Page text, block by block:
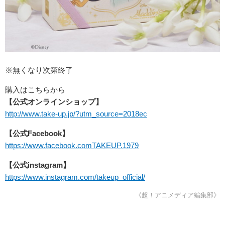
※無くなり次第終了
購入はこちらから
【公式オンラインショップ】
http://www.take-up.jp/?utm_source=2018ec
【公式Facebook】
https://www.facebook.comTAKEUP.1979
【公式instagram】
https://www.instagram.com/takeup_official/
《超！アニメディア編集部》